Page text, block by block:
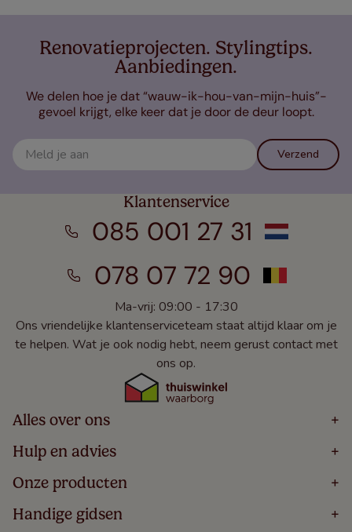
Renovatieprojecten. Stylingtips.
Aanbiedingen.
We delen hoe je dat “wauw-ik-hou-van-mijn-huis”-
gevoel krijgt, elke keer dat je door de deur loopt.
Verzend
Klantenservice
085 001 27 31
078 07 72 90
Ma-vrij: 09:00 - 17:30
Ons vriendelijke klantenserviceteam staat altijd klaar om je
te helpen. Wat je ook nodig hebt, neem gerust contact met
ons op.
Alles over ons +
Home
Over
Bestellen
Winacties
Hulp en advies +
Volg Je Bestelling
Levering
5 Jaar Garantie
Onze producten +
Houten Jaloezieën
Rolgordijnen
Handige gidsen +